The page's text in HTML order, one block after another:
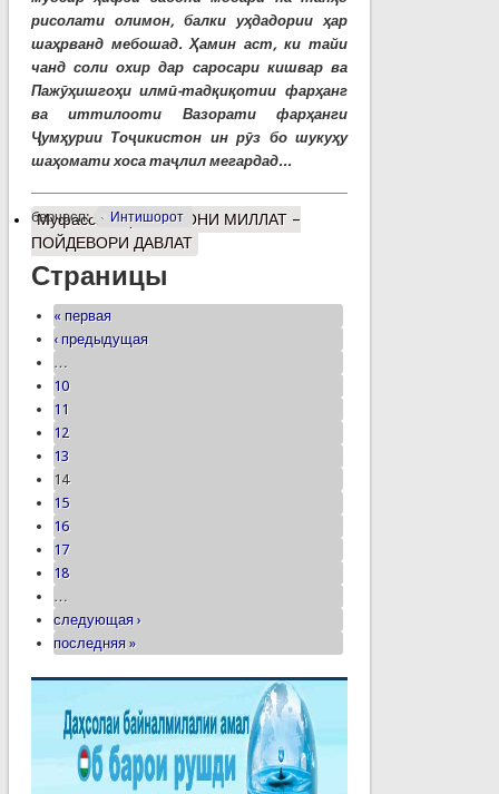
рисолати олимон, балки уҳдадории ҳар
шаҳрванд мебошад. Ҳамин аст, ки тайи
чанд соли охир дар саросари кишвар ва
Пажӯҳишгоҳи илмӣ-тадқиқотии фарҳанг
ва иттилооти Вазорати фарҳанги
Ҷумҳурии Тоҷикистон ин рӯз бо шукуҳу
шаҳомати хоса таҷлил мегардад...
барчасп: Интишорот
Муфассалтаро ЗАБОНИ МИЛЛАТ –
ПОЙДЕВОРИ ДАВЛАТ
Страницы
« первая
‹ предыдущая
…
10
11
12
13
14
15
16
17
18
…
следующая ›
последняя »